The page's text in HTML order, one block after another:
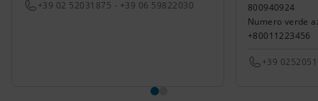
+39 02 52031875 - +39 06 59822030
800940924
Numero verde
+80011223456
+39